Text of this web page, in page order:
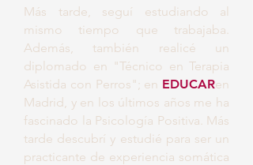
Más tarde, seguí estudiando al
mismo tiempo que trabajaba.
Además, también realicé un
diplomado en "Técnico en Terapia
Asistida con Perros"; en EDUCARen
Madrid, y en los últimos años me ha
fascinado la Psicología Positiva. Más
tarde descubrí y estudié para ser un
practicante de experiencia somática